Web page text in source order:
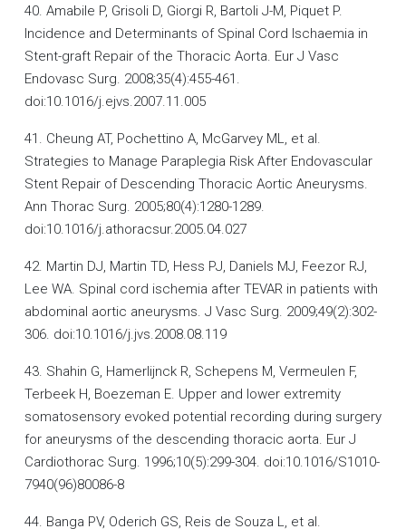
40. Amabile P, Grisoli D, Giorgi R, Bartoli J-M, Piquet P.
Incidence and Determinants of Spinal Cord Ischaemia in
Stent-graft Repair of the Thoracic Aorta. Eur J Vasc
Endovasc Surg. 2008;35(4):455-461.
doi:10.1016/j.ejvs.2007.11.005
41. Cheung AT, Pochettino A, McGarvey ML, et al.
Strategies to Manage Paraplegia Risk After Endovascular
Stent Repair of Descending Thoracic Aortic Aneurysms.
Ann Thorac Surg. 2005;80(4):1280-1289.
doi:10.1016/j.athoracsur.2005.04.027
42. Martin DJ, Martin TD, Hess PJ, Daniels MJ, Feezor RJ,
Lee WA. Spinal cord ischemia after TEVAR in patients with
abdominal aortic aneurysms. J Vasc Surg. 2009;49(2):302-
306. doi:10.1016/j.jvs.2008.08.119
43. Shahin G, Hamerlijnck R, Schepens M, Vermeulen F,
Terbeek H, Boezeman E. Upper and lower extremity
somatosensory evoked potential recording during surgery
for aneurysms of the descending thoracic aorta. Eur J
Cardiothorac Surg. 1996;10(5):299-304. doi:10.1016/S1010-
7940(96)80086-8
44. Banga PV, Oderich GS, Reis de Souza L, et al.